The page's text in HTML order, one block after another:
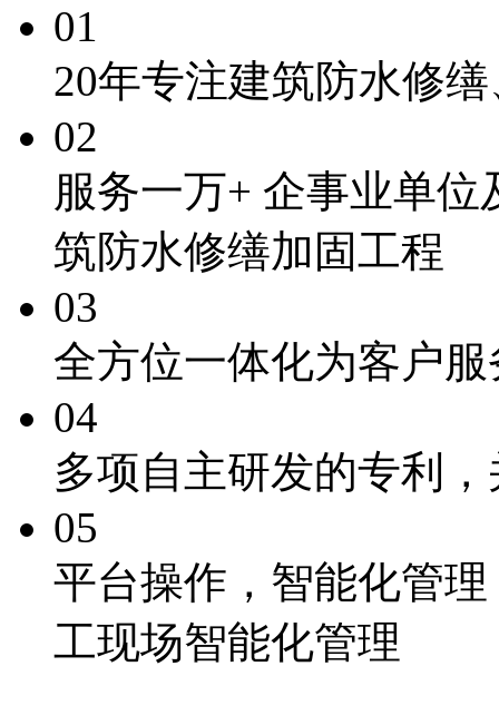
01
20年专注建筑防水修
02
服务一万+ 企事业单位
筑防水修缮加固工程
03
全方位一体化为客户服
04
多项自主研发的专利
05
平台操作， 智能化管
工现场智能化管理